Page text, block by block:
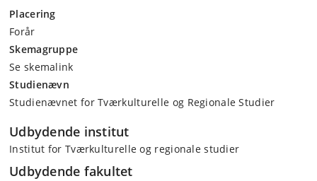
Placering
Forår
Skemagruppe
Se skemalink
Studienævn
Studienævnet for Tværkulturelle og Regionale Studier
Udbydende institut
Institut for Tværkulturelle og regionale studier
Udbydende fakultet